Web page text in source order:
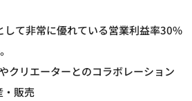
して非常に優れている営業利益率30%
クリエーターとのコラボレーション
販売